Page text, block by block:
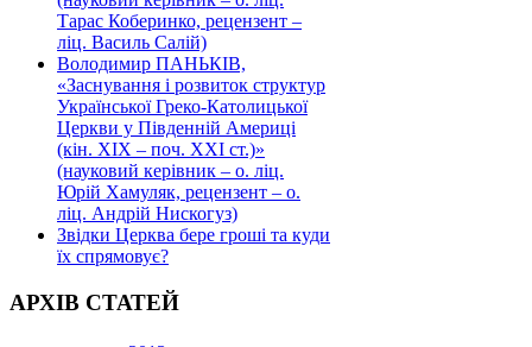
Тарас Коберинко, рецензент –
ліц. Василь Салій)
Володимир ПАНЬКІВ,
«Заснування і розвиток структур
Української Греко-Католицької
Церкви у Південній Америці
(кін. ХІХ – поч. ХХІ ст.)»
(науковий керівник – о. ліц.
Юрій Хамуляк, рецензент – о.
ліц. Андрій Нискогуз)
Звідки Церква бере гроші та куди
їх спрямовує?
АРХІВ СТАТЕЙ